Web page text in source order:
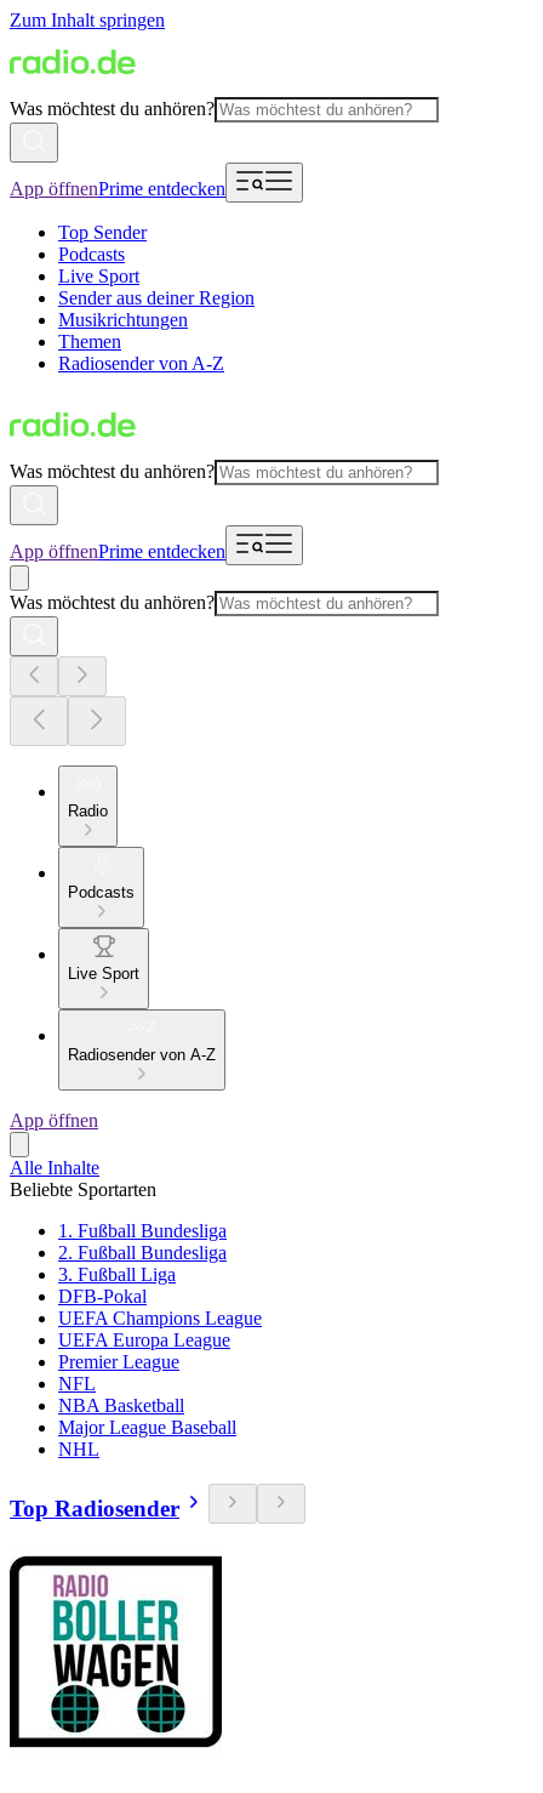
Zum Inhalt springen
Was möchtest du anhören?
App öffnenPrime entdecken
Top Sender
Podcasts
Live Sport
Sender aus deiner Region
Musikrichtungen
Themen
Radiosender von A-Z
Was möchtest du anhören?
App öffnenPrime entdecken
Was möchtest du anhören?
Radio
Podcasts
Live Sport
Radiosender von A-Z
App öffnen
Alle Inhalte
Beliebte Sportarten
1. Fußball Bundesliga
2. Fußball Bundesliga
3. Fußball Liga
DFB-Pokal
UEFA Champions League
UEFA Europa League
Premier League
NFL
NBA Basketball
Major League Baseball
NHL
Top Radiosender